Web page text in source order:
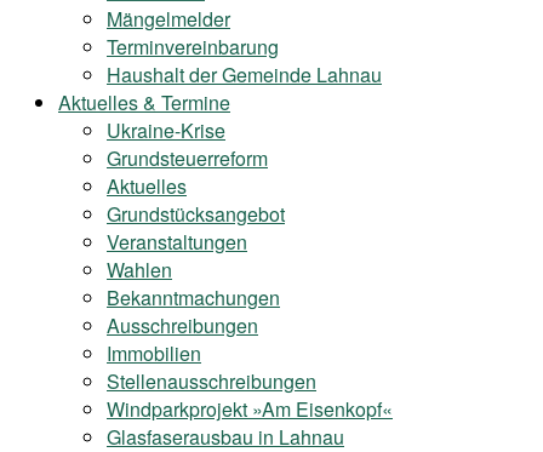
Mängelmelder
Terminvereinbarung
Haushalt der Gemeinde Lahnau
Aktuelles & Termine
Ukraine-Krise
Grundsteuerreform
Aktuelles
Grundstücksangebot
Veranstaltungen
Wahlen
Bekanntmachungen
Ausschreibungen
Immobilien
Stellenausschreibungen
Windparkprojekt »Am Eisenkopf«
Glasfaserausbau in Lahnau